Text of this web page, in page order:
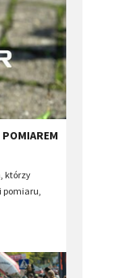
POMIAREM
którzy
pomiaru,